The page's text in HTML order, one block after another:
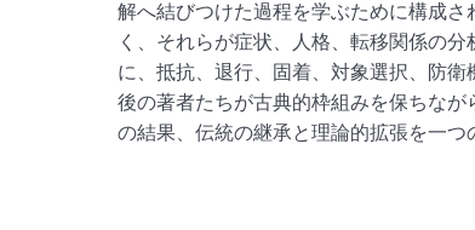
解へ結びつけた過程を学ぶために構成
く、それらが症状、人格、転移関係の
に、抵抗、退行、固着、対象選択、防
後の著者たちが古典的枠組みを保ちな
の結果、伝統の継承と理論的拡張を一つ